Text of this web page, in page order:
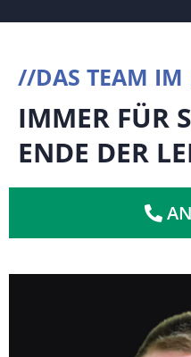
//DAS TEAM IM
IMMER FÜR
ENDE DER